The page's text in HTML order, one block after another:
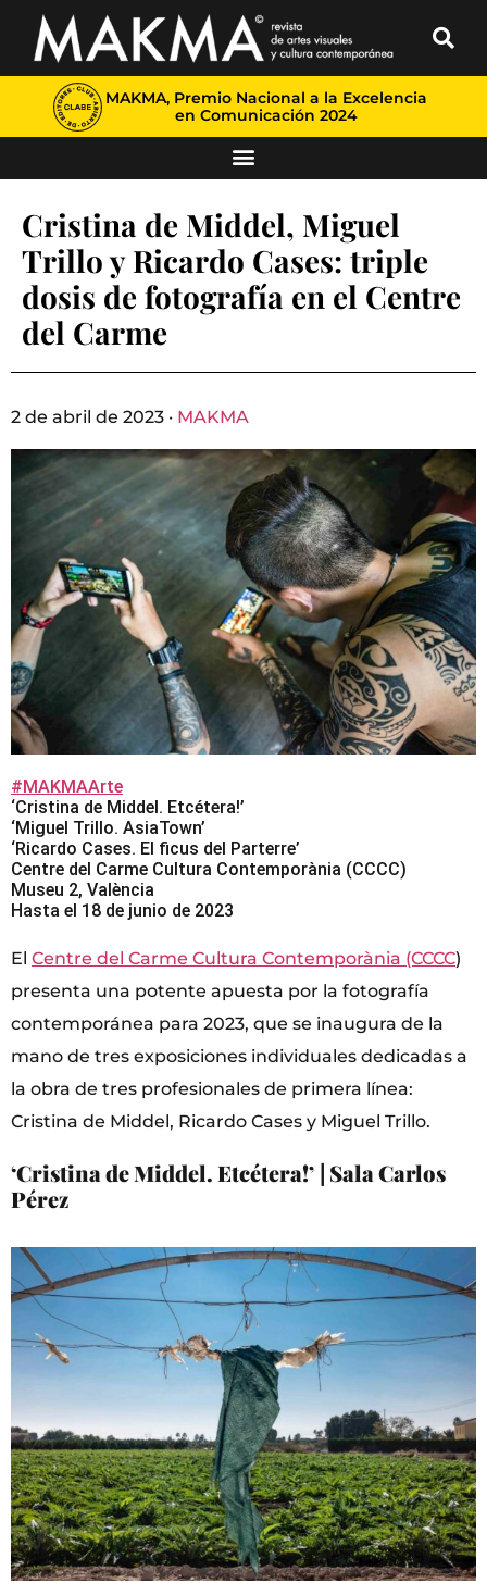
MAKMA, Premio Nacional a la Excelencia
en Comunicación 2024
Cristina de Middel, Miguel
Trillo y Ricardo Cases: triple
dosis de fotografía en el Centre
del Carme
2 de abril de 2023 · MAKMA
#MAKMAArte
‘Cristina de Middel. Etcétera!’
‘Miguel Trillo. AsiaTown’
‘Ricardo Cases. El ficus del Parterre’
Centre del Carme Cultura Contemporània (CCCC)
Museu 2, València
Hasta el 18 de junio de 2023
El Centre del Carme Cultura Contemporània (CCCC)
presenta una potente apuesta por la fotografía
contemporánea para 2023, que se inaugura de la
mano de tres exposiciones individuales dedicadas a
la obra de tres profesionales de primera línea:
Cristina de Middel, Ricardo Cases y Miguel Trillo.
‘Cristina de Middel. Etcétera!’ | Sala Carlos
Pérez